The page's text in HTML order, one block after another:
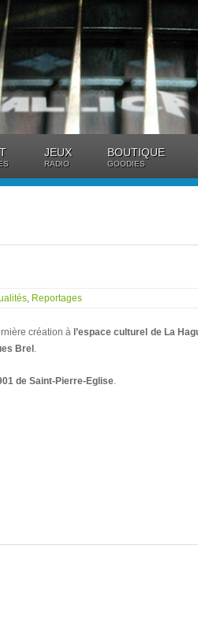
JEUX
RADIO
BOUTIQUE
GOODIES
, Reportages
création à l’espace culturel de La
Brel .
de Saint-Pierre-Eglise.